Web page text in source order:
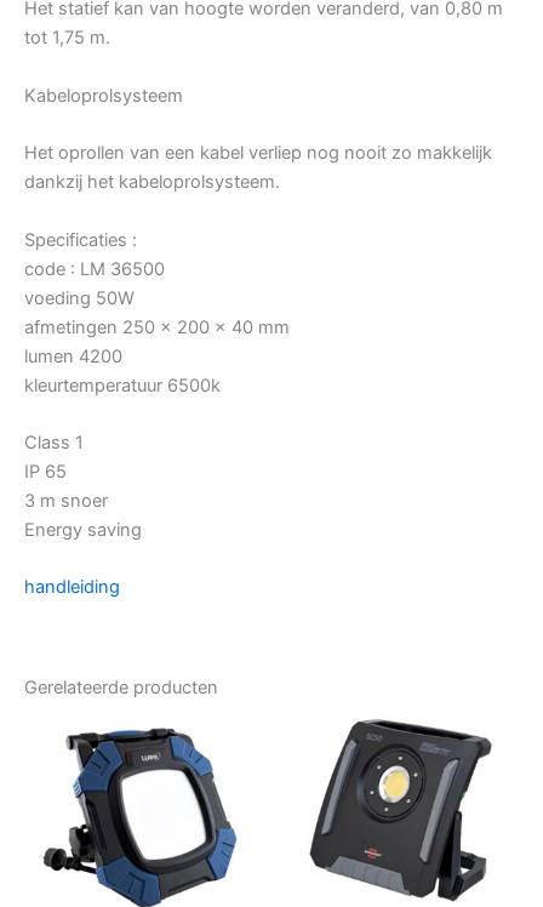
Het statief kan van hoogte worden veranderd, van 0,80 m
tot 1,75 m.
Kabeloprolsysteem
Het oprollen van een kabel verliep nog nooit zo makkelijk
dankzij het kabeloprolsysteem.
Specificaties :
code : LM 36500
voeding 50W
afmetingen 250 x 200 x 40 mm
lumen 4200
kleurtemperatuur 6500k
Class 1
IP 65
3 m snoer
Energy saving
handleiding
Gerelateerde producten